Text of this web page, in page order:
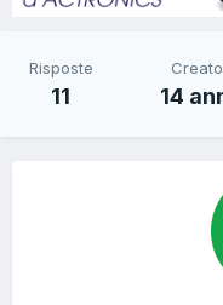
Risposte
11
Creato
14